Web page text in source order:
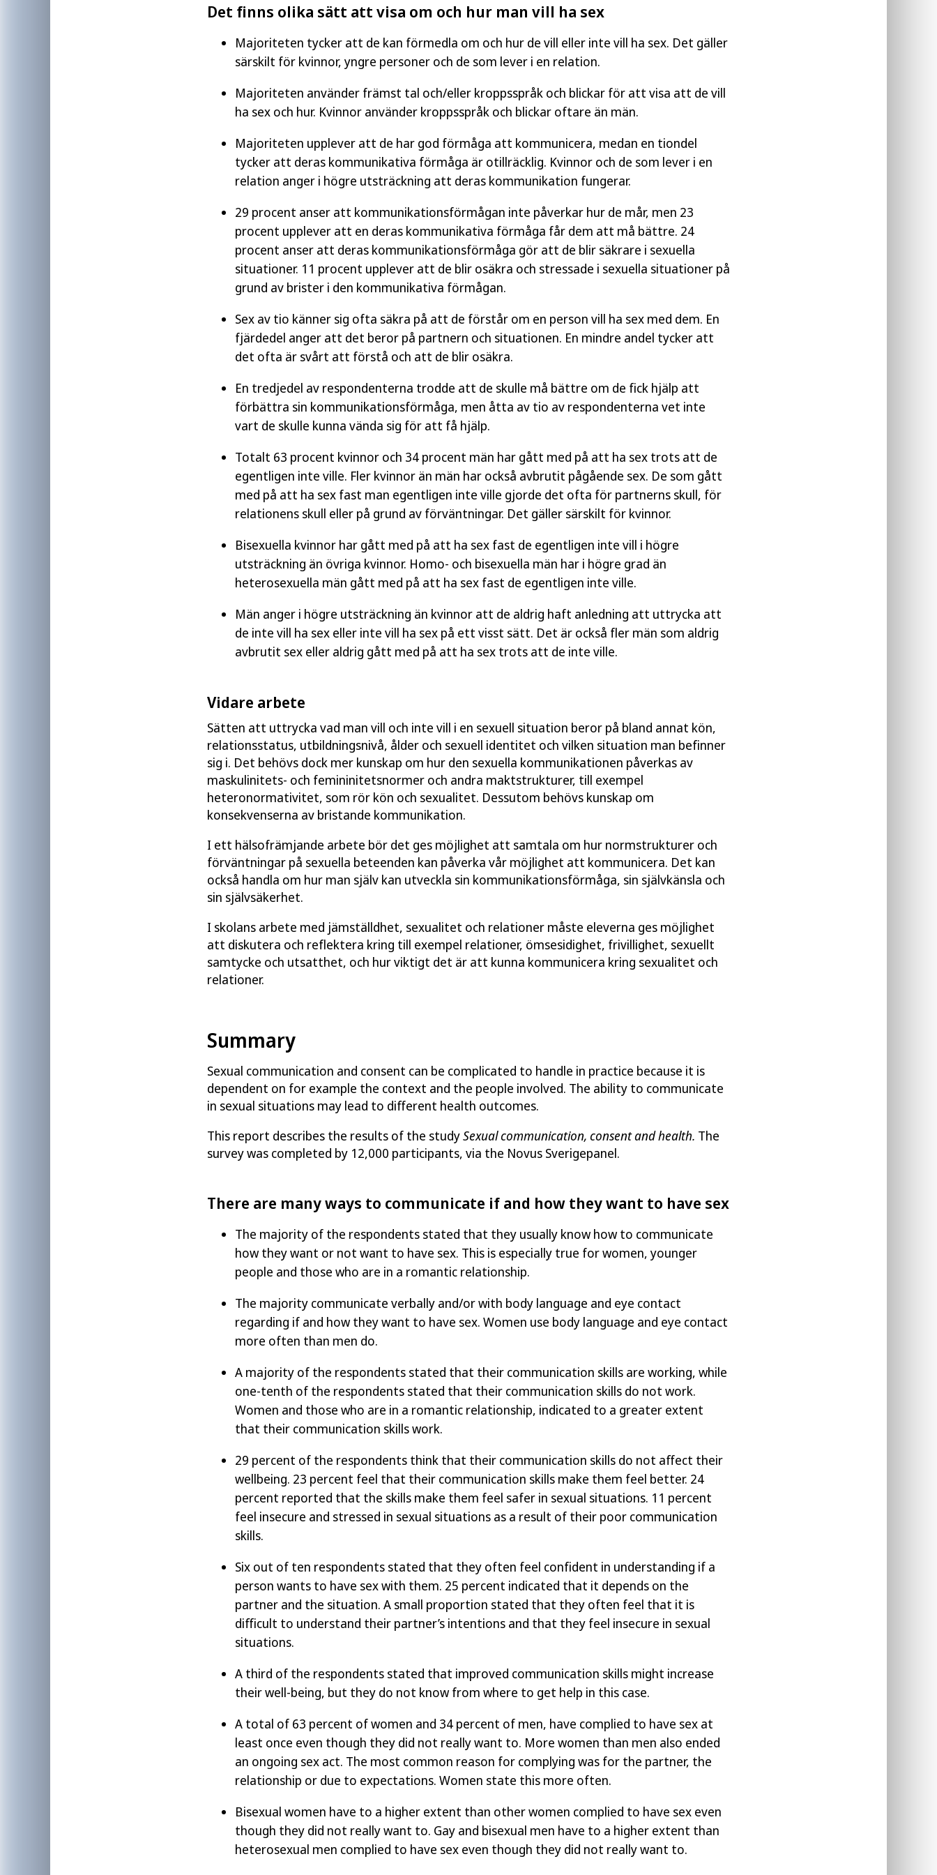
Det finns olika sätt att visa om och hur man vill ha sex
Majoriteten tycker att de kan förmedla om och hur de vill eller inte vill ha sex. Det gäller
särskilt för kvinnor, yngre personer och de som lever i en relation.
Majoriteten använder främst tal och/eller kroppsspråk och blickar för att visa att de vill
ha sex och hur. Kvinnor använder kroppsspråk och blickar oftare än män.
Majoriteten upplever att de har god förmåga att kommunicera, medan en tiondel
tycker att deras kommunikativa förmåga är otillräcklig. Kvinnor och de som lever i en
relation anger i högre utsträckning att deras kommunikation fungerar.
29 procent anser att kommunikationsförmågan inte påverkar hur de mår, men 23
procent upplever att en deras kommunikativa förmåga får dem att må bättre. 24
procent anser att deras kommunikationsförmåga gör att de blir säkrare i sexuella
situationer. 11 procent upplever att de blir osäkra och stressade i sexuella situationer på
grund av brister i den kommunikativa förmågan.
Sex av tio känner sig ofta säkra på att de förstår om en person vill ha sex med dem. En
fjärdedel anger att det beror på partnern och situationen. En mindre andel tycker att
det ofta är svårt att förstå och att de blir osäkra.
En tredjedel av respondenterna trodde att de skulle må bättre om de fick hjälp att
förbättra sin kommunikationsförmåga, men åtta av tio av respondenterna vet inte
vart de skulle kunna vända sig för att få hjälp.
Totalt 63 procent kvinnor och 34 procent män har gått med på att ha sex trots att de
egentligen inte ville. Fler kvinnor än män har också avbrutit pågående sex. De som gått
med på att ha sex fast man egentligen inte ville gjorde det ofta för partnerns skull, för
relationens skull eller på grund av förväntningar. Det gäller särskilt för kvinnor.
Bisexuella kvinnor har gått med på att ha sex fast de egentligen inte vill i högre
utsträckning än övriga kvinnor. Homo- och bisexuella män har i högre grad än
heterosexuella män gått med på att ha sex fast de egentligen inte ville.
Män anger i högre utsträckning än kvinnor att de aldrig haft anledning att uttrycka att
de inte vill ha sex eller inte vill ha sex på ett visst sätt. Det är också fler män som aldrig
avbrutit sex eller aldrig gått med på att ha sex trots att de inte ville.
Vidare arbete
Sätten att uttrycka vad man vill och inte vill i en sexuell situation beror på bland annat kön,
relationsstatus, utbildningsnivå, ålder och sexuell identitet och vilken situation man befinner
sig i. Det behövs dock mer kunskap om hur den sexuella kommunikationen påverkas av
maskulinitets- och femininitetsnormer och andra maktstrukturer, till exempel
heteronormativitet, som rör kön och sexualitet. Dessutom behövs kunskap om
konsekvenserna av bristande kommunikation.
I ett hälsofrämjande arbete bör det ges möjlighet att samtala om hur normstrukturer och
förväntningar på sexuella beteenden kan påverka vår möjlighet att kommunicera. Det kan
också handla om hur man själv kan utveckla sin kommunikationsförmåga, sin självkänsla och
sin självsäkerhet.
I skolans arbete med jämställdhet, sexualitet och relationer måste eleverna ges möjlighet
att diskutera och reflektera kring till exempel relationer, ömsesidighet, frivillighet, sexuellt
samtycke och utsatthet, och hur viktigt det är att kunna kommunicera kring sexualitet och
relationer.
Summary
Sexual communication and consent can be complicated to handle in practice because it is
dependent on for example the context and the people involved. The ability to communicate
in sexual situations may lead to different health outcomes.
This report describes the results of the studySexual communication, consent and health. The
survey was completed by 12,000 participants, via the Novus Sverigepanel.
There are many ways to communicate if and how they want to have sex
The majority of the respondents stated that they usually know how to communicate
how they want or not want to have sex. This is especially true for women, younger
people and those who are in a romantic relationship.
The majority communicate verbally and/or with body language and eye contact
regarding if and how they want to have sex. Women use body language and eye contact
more often than men do.
A majority of the respondents stated that their communication skills are working, while
one-tenth of the respondents stated that their communication skills do not work.
Women and those who are in a romantic relationship, indicated to a greater extent
that their communication skills work.
29 percent of the respondents think that their communication skills do not affect their
wellbeing. 23 percent feel that their communication skills make them feel better. 24
percent reported that the skills make them feel safer in sexual situations. 11 percent
feel insecure and stressed in sexual situations as a result of their poor communication
skills.
Six out of ten respondents stated that they often feel confident in understanding if a
person wants to have sex with them. 25 percent indicated that it depends on the
partner and the situation. A small proportion stated that they often feel that it is
difficult to understand their partner’s intentions and that they feel insecure in sexual
situations.
A third of the respondents stated that improved communication skills might increase
their well-being, but they do not know from where to get help in this case.
A total of 63 percent of women and 34 percent of men, have complied to have sex at
least once even though they did not really want to. More women than men also ended
an ongoing sex act. The most common reason for complying was for the partner, the
relationship or due to expectations. Women state this more often.
Bisexual women have to a higher extent than other women complied to have sex even
though they did not really want to. Gay and bisexual men have to a higher extent than
heterosexual men complied to have sex even though they did not really want to.